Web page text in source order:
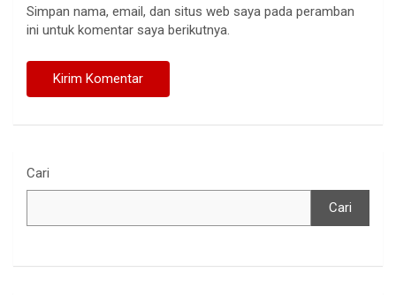
Simpan nama, email, dan situs web saya pada peramban
ini untuk komentar saya berikutnya.
Cari
Cari